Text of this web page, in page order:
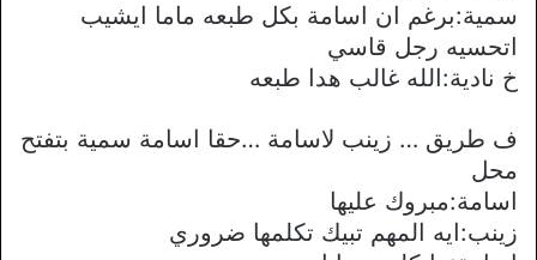
سمية:برغم ان اسامة بكل طبعه ماما ايشيب
اتحسيه رجل قاسي
خ نادية:الله غالب هدا طبعه
ف طريق … زينب لاسامة …حقا اسامة سمية بتفتح
محل
اسامة:مبروك عليها
زينب:ايه المهم تبيك تكلمها ضروري